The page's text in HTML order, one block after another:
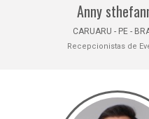
Anny
CARUARU - PE -
Recepcionistas de